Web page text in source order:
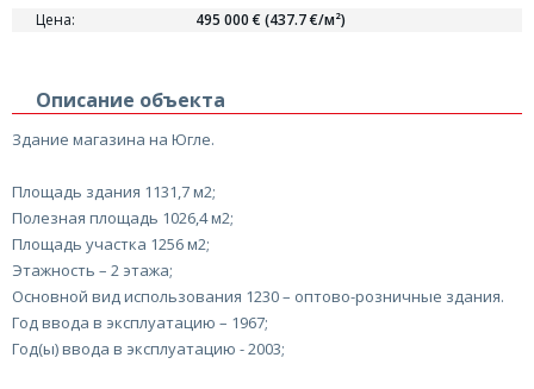
Цена:
495 000 € (437.7 €/м²)
Описание объекта
Здание магазина на Югле.
Площадь здания 1131,7 м2;
Полезная площадь 1026,4 м2;
Площадь участка 1256 м2;
Этажность – 2 этажа;
Основной вид использования 1230 – оптово-розничные здания.
Год ввода в эксплуатацию – 1967;
Год(ы) ввода в эксплуатацию - 2003;